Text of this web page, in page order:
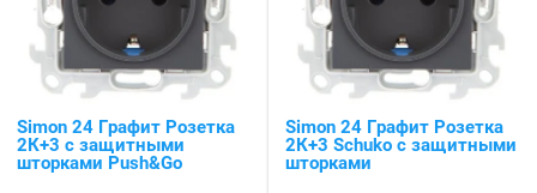
Simon 24 Графит Розетка
2К+3 с защитными
шторками Push&Go
Simon 24 Графит Розетка
2К+3 Sсhuko с защитными
шторками